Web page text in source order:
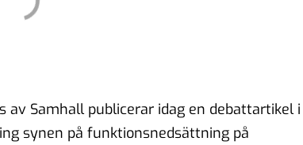
av Samhall publicerar idag en debattartikel i
synen på funktionsnedsättning på